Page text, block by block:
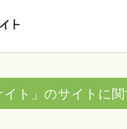
イト」のサイトに